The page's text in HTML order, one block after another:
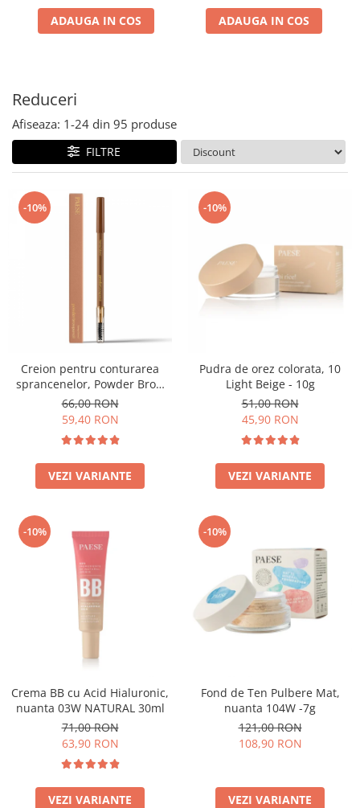
ADAUGA IN COS ADAUGA IN COS
Reduceri
Afiseaza: 1-24 din 95 produse
FILTRE
-10%
Creion pentru conturarea
sprancenelor, Powder Brow
Pencil, nuanta Honey Blond -
1.19g
66,00 RON
59,40 RON
VEZI VARIANTE
-10%
Pudra de orez colorata, 10
Light Beige - 10g
51,00 RON
45,90 RON
VEZI VARIANTE
-10%
Crema BB cu Acid Hialuronic,
nuanta 03W NATURAL 30ml
71,00 RON
63,90 RON
VEZI VARIANTE
-10%
Fond de Ten Pulbere Mat,
nuanta 104W -7g
121,00 RON
108,90 RON
VEZI VARIANTE